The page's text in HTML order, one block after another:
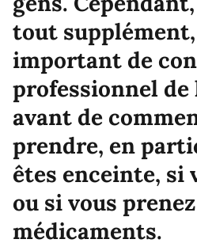
tout
important de
professionnel de
avant de
prendre, en
êtes enceinte, si
ou si vous
médicaments.